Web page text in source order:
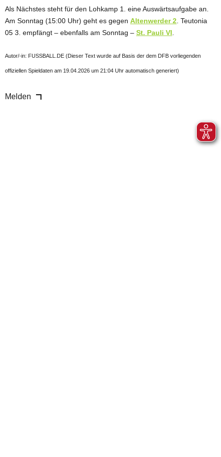
Als Nächstes steht für den Lohkamp 1. eine Auswärtsaufgabe an.
Am Sonntag (15:00 Uhr) geht es gegen Altenwerder 2 . Teutonia
05 3. empfängt – ebenfalls am Sonntag – St. Pauli VI
Autor/-in: FUSSBALL.DE (Dieser Text wurde auf Basis der dem DFB vorliegenden
offiziellen Spieldaten am 19.04.2026 um 21:04 Uhr automatisch generiert)
Melden